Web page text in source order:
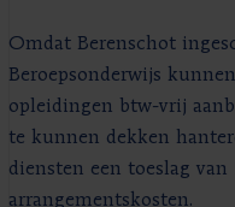
Omdat Berenschot
Beroepsonderwijs
opleidingen btw-vrij
te kunnen dekken
diensten een toeslag
arrangementskosten.